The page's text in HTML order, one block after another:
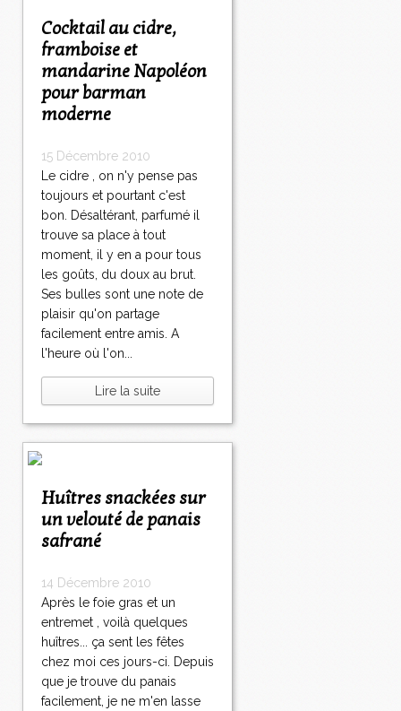
Cocktail au cidre,
framboise et
mandarine Napoléon
pour barman
moderne
15 Décembre 2010
Le cidre , on n'y pense pas
toujours et pourtant c'est
bon. Désaltérant, parfumé il
trouve sa place à tout
moment, il y en a pour tous
les goûts, du doux au brut.
Ses bulles sont une note de
plaisir qu'on partage
facilement entre amis. A
l'heure où l'on...
Lire la suite
Huîtres snackées sur
un velouté de panais
safrané
14 Décembre 2010
Après le foie gras et un
entremet , voilà quelques
huîtres... ça sent les fêtes
chez moi ces jours-ci. Depuis
que je trouve du panais
facilement, je ne m'en lasse